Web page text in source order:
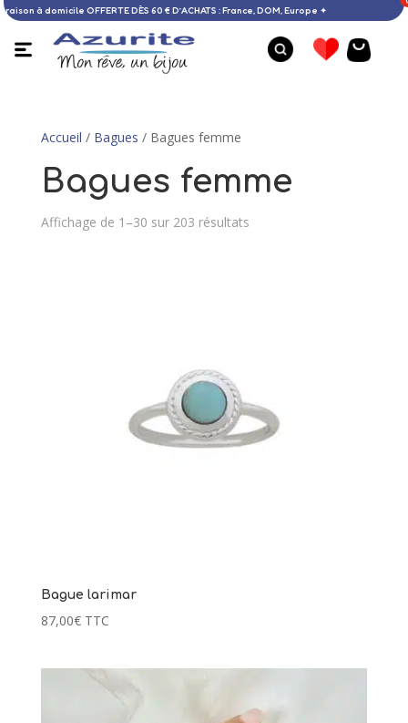
✦ Livraison à domicile OFFERTE DÈS 60 € D’ACHATS : France, DOM,
Accueil / Bagues / Bagues femme
Bagues femme
Affichage de 1–30 sur 203 résultats
Bague larimar
87,00€ TTC
Bague ambre - 57
67,00€ + AJOUTER